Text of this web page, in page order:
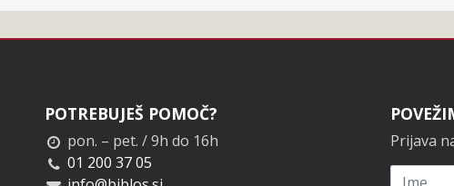
POTREBUJEŠ POMOČ?
pon. – pet. / 9h do 16h
01 200 37 05
Prijava